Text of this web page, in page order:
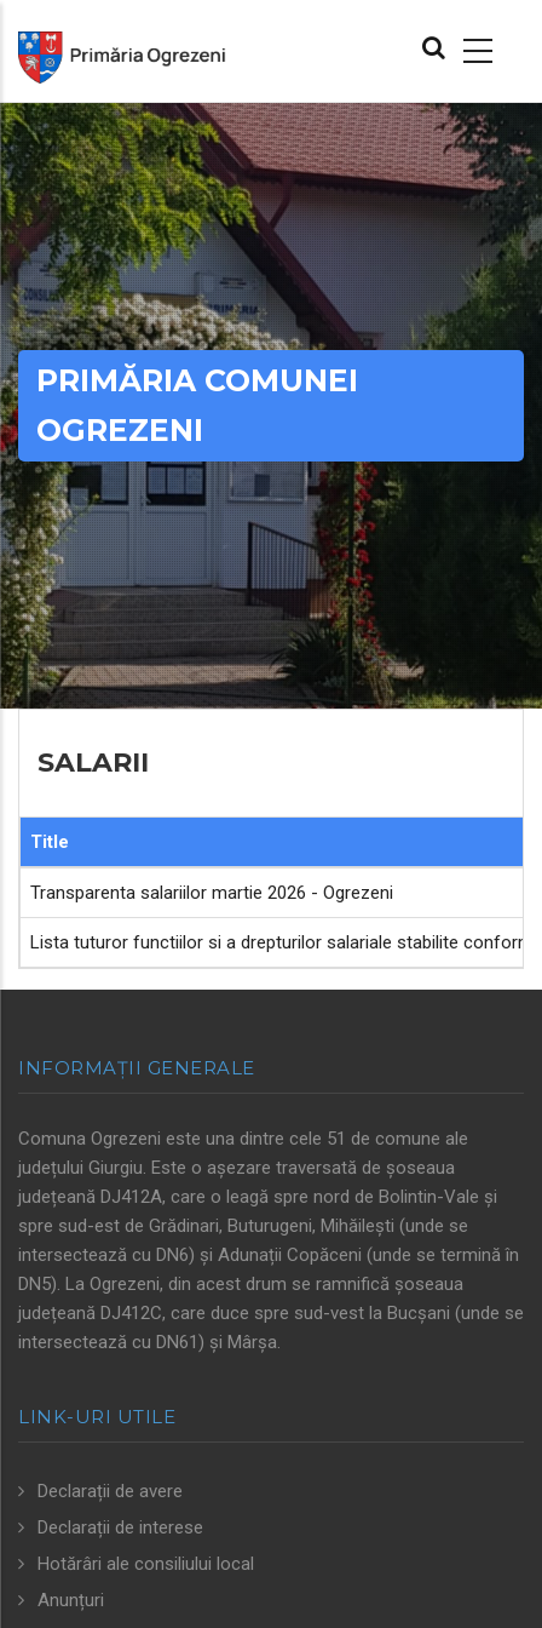
main
content
NAVIGATION
PRIMĂRIA COMUNEI
OGREZENI
SALARII
Title
Transparenta salariilor martie 2026 - Ogrezeni
Lista tuturor functiilor si a drepturilor salariale stabilite conform
INFORMAȚII GENERALE
Comuna Ogrezeni este una dintre cele 51 de comune ale
județului Giurgiu. Este o așezare traversată de șoseaua
județeană DJ412A, care o leagă spre nord de Bolintin-Vale și
spre sud-est de Grădinari, Buturugeni, Mihăilești (unde se
intersectează cu DN6) și Adunații Copăceni (unde se termină în
DN5). La Ogrezeni, din acest drum se ramnifică șoseaua
județeană DJ412C, care duce spre sud-vest la Bucșani (unde se
intersectează cu DN61) și Mârșa.
LINK-URI UTILE
Declarații de avere
Declarații de interese
Hotărâri ale consiliului local
Anunțuri